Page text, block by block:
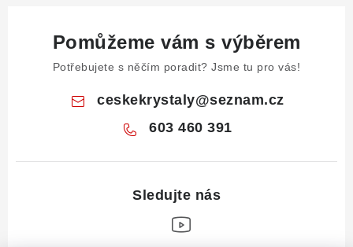
Pomůžeme vám s výběrem
Potřebujete s něčím poradit? Jsme tu pro vás!
ceskekrystaly@seznam.cz
603 460 391